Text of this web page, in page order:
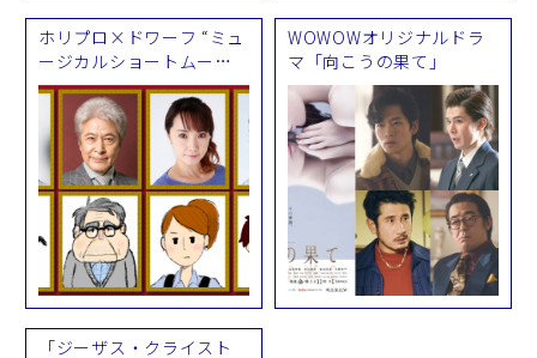
ホリプロ×ドワーフ “ミュ
ージカルショートムービ
ー”『ギョロ 劇場へ』
WOWOWオリジナルドラ
マ「向こうの果て」
「ジーザス・クライスト